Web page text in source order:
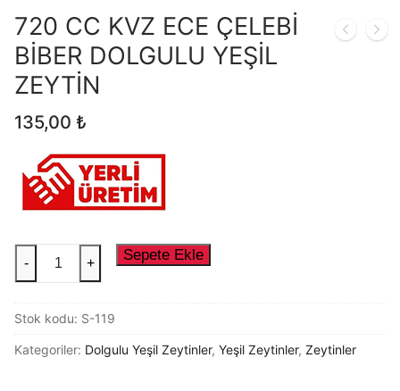
Hakkımızda
Zeytinyağları
Dolgulu Yeşil Zeytinler
Tuzsuz Zeytinler
Üye Ol
🔍
720 CC KVZ ECE ÇELEBİ
BİBER DOLGULU YEŞİL
ZEYTİN
135,00 ₺
ECE
ÇELEBİ
- + Sepete Ekle
Stok kodu: S-119
Kategoriler: Dolgulu Yeşil Zeytinler, Yeşil Zeytinler, Zeytinler